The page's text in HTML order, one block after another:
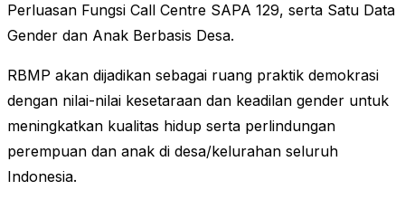
Perluasan Fungsi Call Centre SAPA 129, serta Satu Data
Gender dan Anak Berbasis Desa.
RBMP akan dijadikan sebagai ruang praktik demokrasi
dengan nilai-nilai kesetaraan dan keadilan gender untuk
meningkatkan kualitas hidup serta perlindungan
perempuan dan anak di desa/kelurahan seluruh
Indonesia.